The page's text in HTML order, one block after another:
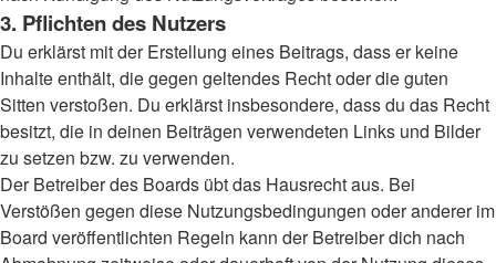
3. Pflichten des Nutzers
Du erklärst mit der Erstellung eines Beitrags, dass er keine
Inhalte enthält, die gegen geltendes Recht oder die guten
Sitten verstoßen. Du erklärst insbesondere, dass du das Recht
besitzt, die in deinen Beiträgen verwendeten Links und Bilder
zu setzen bzw. zu verwenden.
Der Betreiber des Boards übt das Hausrecht aus. Bei
Verstößen gegen diese Nutzungsbedingungen oder anderer im
Board veröffentlichten Regeln kann der Betreiber dich nach